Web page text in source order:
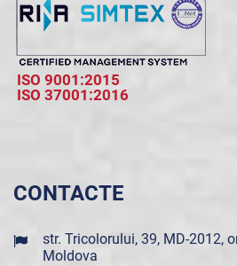
ISO 9001:2015
ISO 37001:2016
CONTACTE
str. Tricolorului, 39, MD-2012,
Moldova